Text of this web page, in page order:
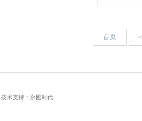
首页 <
技术支持： 永图时代